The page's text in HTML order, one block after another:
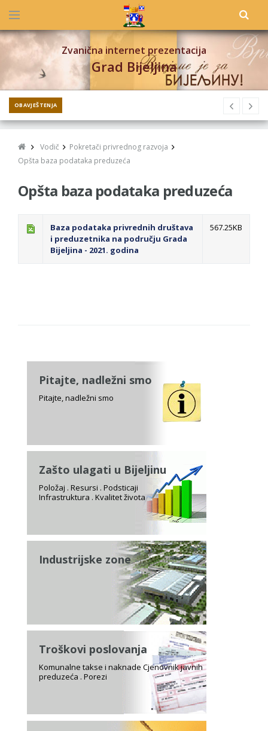
Zvanična internet prezentacija
Grad Bijeljina
OBAVJEŠTENJA
Vodič
Pokretači privrednog razvoja
Opšta baza podataka preduzeća
Opšta baza podataka preduzeća
Baza podataka privrednih društava
i preduzetnika na području Grada
Bijeljina - 2021. godina
567.25KB
Pitajte, nadležni smo
Pitajte, nadležni smo
Zašto ulagati u Bijeljinu
Položaj . Resursi . Podsticaji
Infrastruktura . Kvalitet života
Industrijske zone
Troškovi poslovanja
Komunalne takse i naknade Cjenovnik javnih
preduzeća . Porezi